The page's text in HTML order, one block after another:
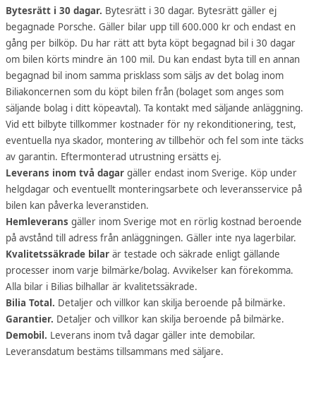
Bytesrätt i 30 dagar. Bytesrätt i 30 dagar. Bytesrätt gäller ej
begagnade Porsche. Gäller bilar upp till 600.000 kr och endast en
gång per bilköp. Du har rätt att byta köpt begagnad bil i 30 dagar
om bilen körts mindre än 100 mil. Du kan endast byta till en annan
begagnad bil inom samma prisklass som säljs av det bolag inom
Biliakoncernen som du köpt bilen från (bolaget som anges som
säljande bolag i ditt köpeavtal). Ta kontakt med säljande anläggning.
Vid ett bilbyte tillkommer kostnader för ny rekonditionering, test,
eventuella nya skador, montering av tillbehör och fel som inte täcks
av garantin. Eftermonterad utrustning ersätts ej.
Leverans inom två dagar gäller endast inom Sverige. Köp under
helgdagar och eventuellt monteringsarbete och leveransservice på
bilen kan påverka leveranstiden.
Hemleverans gäller inom Sverige mot en rörlig kostnad beroende
på avstånd till adress från anläggningen. Gäller inte nya lagerbilar.
Kvalitetssäkrade bilar är testade och säkrade enligt gällande
processer inom varje bilmärke/bolag. Avvikelser kan förekomma.
Alla bilar i Bilias bilhallar är kvalitetssäkrade.
Bilia Total. Detaljer och villkor kan skilja beroende på bilmärke.
Garantier. Detaljer och villkor kan skilja beroende på bilmärke.
Demobil. Leverans inom två dagar gäller inte demobilar.
Leveransdatum bestäms tillsammans med säljare.